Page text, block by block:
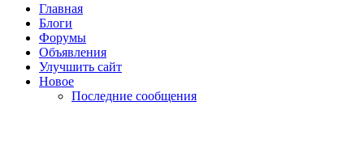
Главная
Блоги
Форумы
Объявления
Улучшить сайт
Новое
Последние сообщения